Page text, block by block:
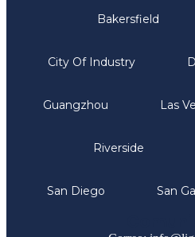
Bakersfield
City Of Industry
Guangzhou Las
Riverside
San Diego San